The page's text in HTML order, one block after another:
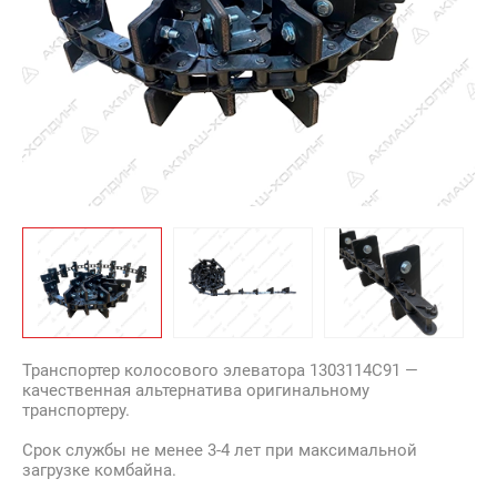
Транспортер колосового элеватора 1303114C91 —
качественная альтернатива оригинальному
транспортеру.
Срок службы не менее 3-4 лет при максимальной
загрузке комбайна.